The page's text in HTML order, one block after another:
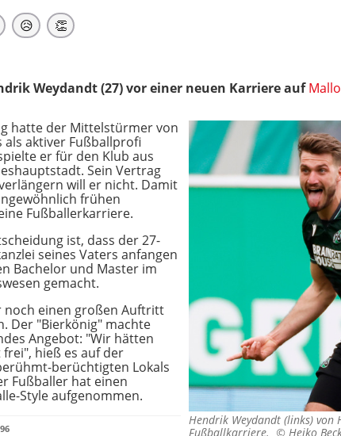
😥 👏
Weydandt (27) vor einer neuen Karriere auf
Hendrik Weydandt (links) von
Fußballkarriere. © Heiko
hatte der Mittelstürmer von
als aktiver Fußballprofi
er für den Klub aus
Sein Vertrag
will er nicht. Damit
frühen
Fußballerkarriere.
ist, dass der 27-
seines Vaters anfangen
Bachelor und Master im
gemacht.
noch einen großen Auftritt
Der "Bierkönig" machte
Angebot: "Wir hätten
hieß es auf der
berüchtigten Lokals
Fußballer hat einen
Style aufgenommen.